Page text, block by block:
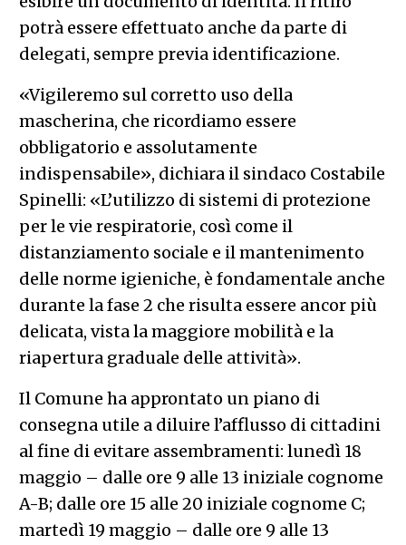
potrà essere effettuato anche da parte di
delegati, sempre previa identificazione.
«Vigileremo sul corretto uso della
mascherina, che ricordiamo essere
obbligatorio e assolutamente
indispensabile», dichiara il sindaco Costabile
Spinelli: «L’utilizzo di sistemi di protezione
per le vie respiratorie, così come il
distanziamento sociale e il mantenimento
delle norme igieniche, è fondamentale anche
durante la fase 2 che risulta essere ancor più
delicata, vista la maggiore mobilità e la
riapertura graduale delle attività».
Il Comune ha approntato un piano di
consegna utile a diluire l’afflusso di cittadini
al fine di evitare assembramenti: lunedì 18
maggio – dalle ore 9 alle 13 iniziale cognome
A-B; dalle ore 15 alle 20 iniziale cognome C;
martedì 19 maggio – dalle ore 9 alle 13